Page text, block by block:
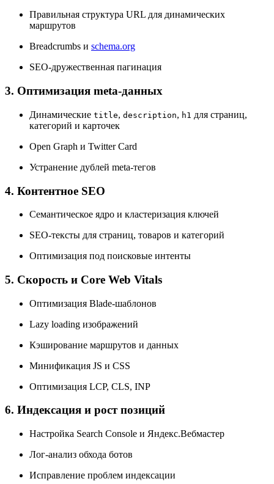
Правильная структура URL для динамических
маршрутов
Breadcrumbs и schema.org
SEO-дружественная пагинация
3. Оптимизация meta-данных
Динамические title, description, h1 для страниц,
категорий и карточек
Open Graph и Twitter Card
Устранение дублей meta-тегов
4. Контентное SEO
Семантическое ядро и кластеризация ключей
SEO-тексты для страниц, товаров и категорий
Оптимизация под поисковые интенты
5. Скорость и Core Web Vitals
Оптимизация Blade-шаблонов
Lazy loading изображений
Кэширование маршрутов и данных
Минификация JS и CSS
Оптимизация LCP, CLS, INP
6. Индексация и рост позиций
Настройка Search Console и Яндекс.Вебмастер
Лог-анализ обхода ботов
Исправление проблем индексации